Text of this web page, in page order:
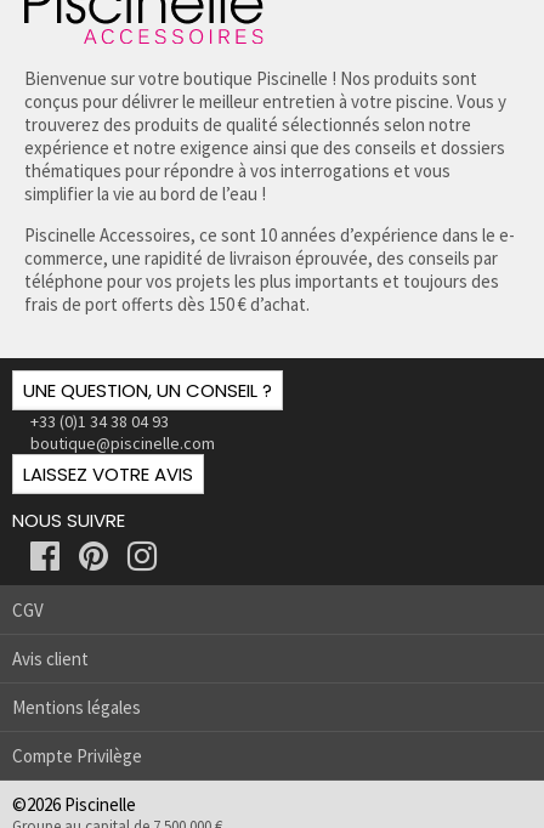
Bienvenue sur votre boutique Piscinelle ! Nos produits sont
conçus pour délivrer le meilleur entretien à votre piscine. Vous y
trouverez des produits de qualité sélectionnés selon notre
expérience et notre exigence ainsi que des conseils et dossiers
thématiques pour répondre à vos interrogations et vous
simplifier la vie au bord de l’eau !
Piscinelle Accessoires, ce sont 10 années d’expérience dans le e-
commerce, une rapidité de livraison éprouvée, des conseils par
téléphone pour vos projets les plus importants et toujours des
frais de port offerts dès 150 € d’achat.
UNE QUESTION, UN CONSEIL ?
+33 (0)1 34 38 04 93
boutique@piscinelle.com
LAISSEZ VOTRE AVIS
NOUS SUIVRE
CGV
Avis client
Mentions légales
Compte Privilège
©2026 Piscinelle